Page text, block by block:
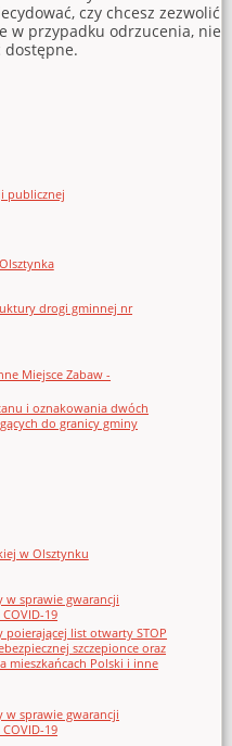
publicznej
drogi gminnej nr
Miejsce Zabaw -
i oznakowania dwóch
do granicy gminy
w Olsztynku
w sprawie gwarancji
19
poierającej list otwarty STOP
szczepionce oraz
mieszkańcach Polski i inne
w sprawie gwarancji
19
czy chcesz zezwolić
w przypadku odrzucenia, nie
dostępne.